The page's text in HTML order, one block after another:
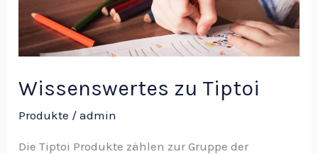
Wissenswertes zu Tiptoi
Produkte /admin
Die Tiptoi Produkte zählen zur Gruppe der